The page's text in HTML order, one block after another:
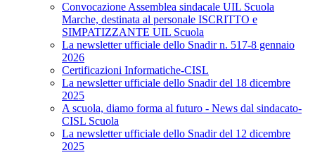
Convocazione Assemblea sindacale UIL Scuola
Marche, destinata al personale ISCRITTO e
SIMPATIZZANTE UIL Scuola
La newsletter ufficiale dello Snadir n. 517-8 gennaio
2026
Certificazioni Informatiche-CISL
La newsletter ufficiale dello Snadir del 18 dicembre
2025
A scuola, diamo forma al futuro - News dal sindacato-
CISL Scuola
La newsletter ufficiale dello Snadir del 12 dicembre
2025